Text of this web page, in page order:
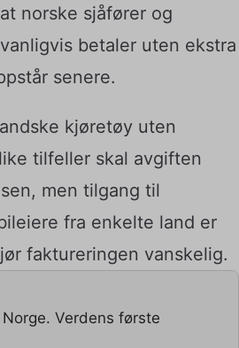
norske sjåfører og
betaler uten ekstra
senere.
kjøretøy uten
tilfeller skal avgiften
men tilgang til
fra enkelte land er
faktureringen vanskelig.
Verdens første